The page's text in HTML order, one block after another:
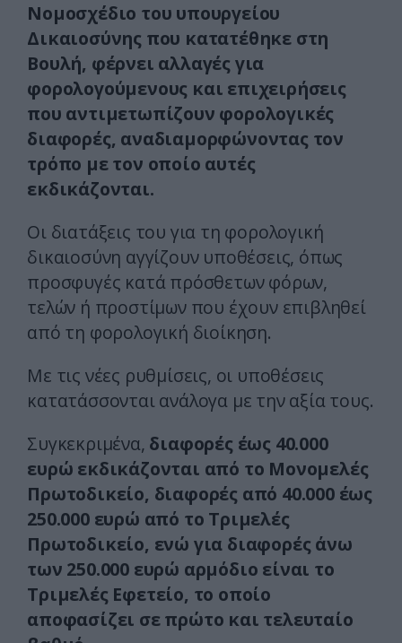
Νομοσχέδιο του υπουργείου
Δικαιοσύνης που κατατέθηκε στη
Βουλή, φέρνει αλλαγές για
φορολογούμενους και επιχειρήσεις
που αντιμετωπίζουν φορολογικές
διαφορές, αναδιαμορφώνοντας τον
τρόπο με τον οποίο αυτές
εκδικάζονται.
Οι διατάξεις του για τη φορολογική
δικαιοσύνη αγγίζουν υποθέσεις, όπως
προσφυγές κατά πρόσθετων φόρων,
τελών ή προστίμων που έχουν επιβληθεί
από τη φορολογική διοίκηση.
Με τις νέες ρυθμίσεις, οι υποθέσεις
κατατάσσονται ανάλογα με την αξία τους.
Συγκεκριμένα, διαφορές έως 40.000
ευρώ εκδικάζονται από το Μονομελές
Πρωτοδικείο, διαφορές από 40.000 έως
250.000 ευρώ από το Τριμελές
Πρωτοδικείο, ενώ για διαφορές άνω
των 250.000 ευρώ αρμόδιο είναι το
Τριμελές Εφετείο, το οποίο
αποφασίζει σε πρώτο και τελευταίο